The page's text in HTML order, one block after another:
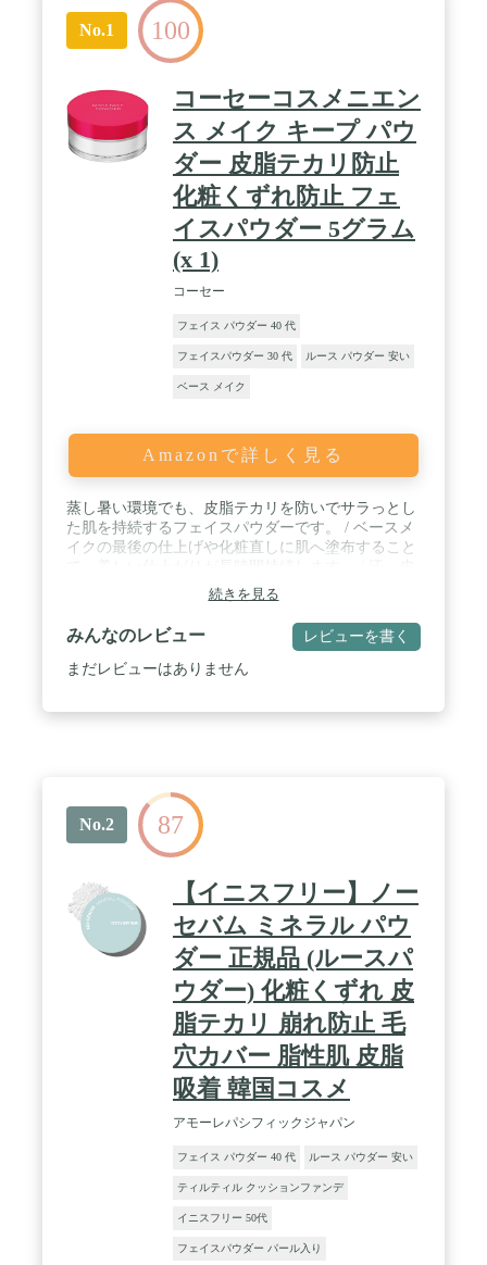
No.1 100
コーセーコスメニエン
ス メイク キープ パウ
ダー 皮脂テカリ防止
化粧くずれ防止 フェ
イスパウダー 5グラム
(x 1)
コーセー
フェイス パウダー 40 代
フェイスパウダー 30 代 ルース パウダー 安い
ベース メイク
Amazonで詳しく見る
蒸し暑い環境でも、皮脂テカリを防いでサラっとし
た肌を持続するフェイスパウダーです。 / ベースメ
イクの最後の仕上げや化粧直しに肌へ塗布すること
脂に強く、マスクへの二次付着も軽減するマルチプ
ルーフタイプで、ベースメイクのくずれ、特に「テ
カリ」に対して効果を発揮します。 / 「皮脂テカ
リ・くずれ防止パウダー」「タッチプルーフ成分」
「オイルコントロール成分」「サラサラキープパウ
ティングします。「メイク キープ パウダー」ベー
スメイクの最後や化粧直しに肌へ塗布することで、
美しい仕上がりを長時間持続させます。 / 【おすす
め】「メイク キープ パウダー」を塗布後、メイク
の仕上げに「メイク キープ ミスト EX」を合わせて
使用することで、さらにくずれにくい化粧膜を形成
することができます。 / ニキビのもとになりにくい
処方（すべてのかたにニキビのもとができないわけ
ではありません。）、無香料、鉱物油フリー、合成
界面活性剤フリー、アレルギーテスト済み（すべて
のかたにアレルギーが起きないというわけではあり
ません。） / ※皮脂テカリ・くずれ防止パウダーは
マイカ・トリフルオロアルキルジメチルトリメチル
シロキシケイ酸、タッチプルーフ成分はタルク・ポ
リアクリレート－54、オイルコントロール成分（皮
脂吸着）はシリカ、サラサラキープパウダーはメタ
クリル酸メチルクロスポリマーです。 / 【シリーズ
比較】「メイク キープ ミスト EX＋」メイクの仕上
げに吹きかけて全体をコーティングします。「メイ
しに肌へ塗布することで、美しい仕上がりを長時間
持続させます。「メイク キープ プライマー」皮脂
続きを見る
みんなのレビュー レビューを書く
まだレビューはありません
No.2 87
【イニスフリー】ノー
セバム ミネラル パウ
ダー 正規品 (ルースパ
ウダー) 化粧くずれ 皮
脂テカリ 崩れ防止 毛
穴カバー 脂性肌 皮脂
吸着 韓国コスメ
アモーレパシフィックジャパン
フェイス パウダー 40 代 ルース パウダー 安い
ティルティル クッションファンデ
イニスフリー 50代
フェイスパウダー パール入り